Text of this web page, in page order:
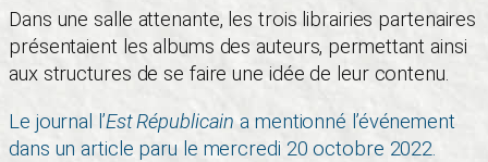
Dans une salle attenante, les trois librairies partenaires
présentaient les albums des auteurs, permettant ainsi
aux structures de se faire une idée de leur contenu.
Le journal l’Est Républicain a mentionné l’événement
dans un article paru le mercredi 20 octobre 2022.